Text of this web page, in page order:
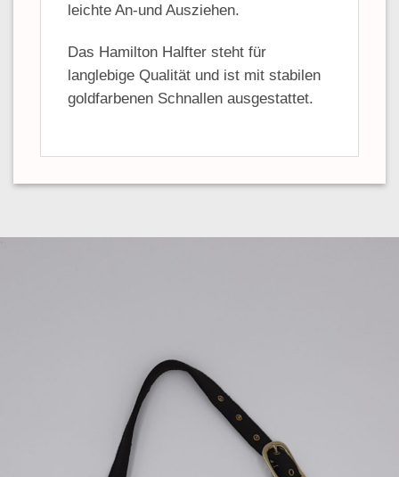
leichte An-und Ausziehen.
Das Hamilton Halfter steht für
langlebige Qualität und ist mit stabilen
goldfarbenen Schnallen ausgestattet.